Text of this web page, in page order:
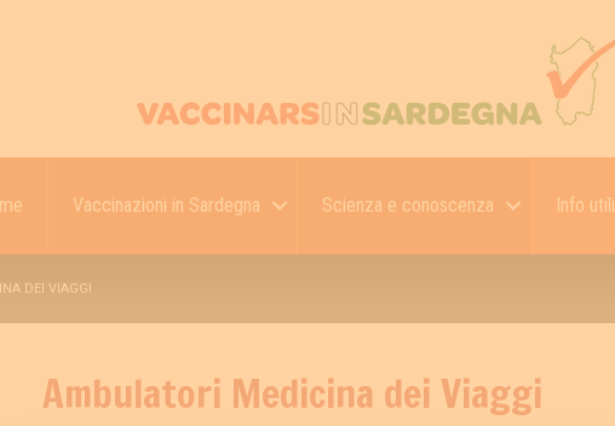
Vaccinazioni in Sardegna Scienza e conoscenza Info utili
DEI VIAGGI
Ambulatori Medicina dei Viaggi